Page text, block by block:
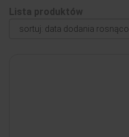
Lista produktów